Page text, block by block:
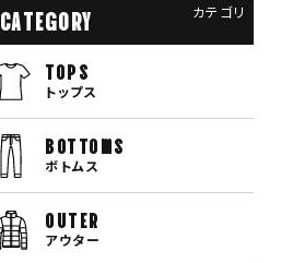
CATEGORY カテゴリ
TOPS
トップス
bottoms
ボトムス
OUTER
アウター